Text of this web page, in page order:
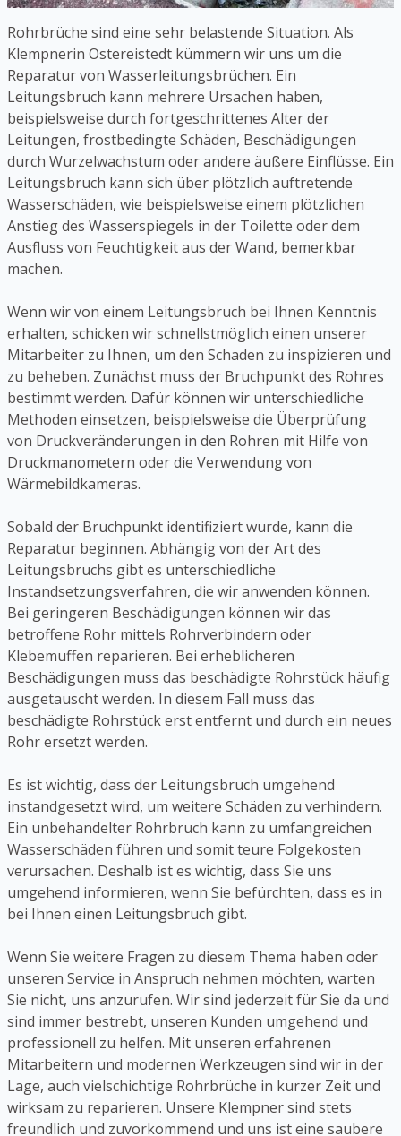
Rohrbrüche sind eine sehr belastende Situation. Als
Klempnerin Ostereistedt kümmern wir uns um die
Reparatur von Wasserleitungsbrüchen. Ein
Leitungsbruch kann mehrere Ursachen haben,
beispielsweise durch fortgeschrittenes Alter der
Leitungen, frostbedingte Schäden, Beschädigungen
durch Wurzelwachstum oder andere äußere Einflüsse. Ein
Leitungsbruch kann sich über plötzlich auftretende
Wasserschäden, wie beispielsweise einem plötzlichen
Anstieg des Wasserspiegels in der Toilette oder dem
Ausfluss von Feuchtigkeit aus der Wand, bemerkbar
machen.
Wenn wir von einem Leitungsbruch bei Ihnen Kenntnis
erhalten, schicken wir schnellstmöglich einen unserer
Mitarbeiter zu Ihnen, um den Schaden zu inspizieren und
zu beheben. Zunächst muss der Bruchpunkt des Rohres
bestimmt werden. Dafür können wir unterschiedliche
Methoden einsetzen, beispielsweise die Überprüfung
von Druckveränderungen in den Rohren mit Hilfe von
Druckmanometern oder die Verwendung von
Wärmebildkameras.
Sobald der Bruchpunkt identifiziert wurde, kann die
Reparatur beginnen. Abhängig von der Art des
Leitungsbruchs gibt es unterschiedliche
Instandsetzungsverfahren, die wir anwenden können.
Bei geringeren Beschädigungen können wir das
betroffene Rohr mittels Rohrverbindern oder
Klebemuffen reparieren. Bei erheblicheren
Beschädigungen muss das beschädigte Rohrstück häufig
ausgetauscht werden. In diesem Fall muss das
beschädigte Rohrstück erst entfernt und durch ein neues
Rohr ersetzt werden.
Es ist wichtig, dass der Leitungsbruch umgehend
instandgesetzt wird, um weitere Schäden zu verhindern.
Ein unbehandelter Rohrbruch kann zu umfangreichen
Wasserschäden führen und somit teure Folgekosten
verursachen. Deshalb ist es wichtig, dass Sie uns
umgehend informieren, wenn Sie befürchten, dass es in
bei Ihnen einen Leitungsbruch gibt.
Wenn Sie weitere Fragen zu diesem Thema haben oder
unseren Service in Anspruch nehmen möchten, warten
Sie nicht, uns anzurufen. Wir sind jederzeit für Sie da und
sind immer bestrebt, unseren Kunden umgehend und
professionell zu helfen. Mit unseren erfahrenen
Mitarbeitern und modernen Werkzeugen sind wir in der
Lage, auch vielschichtige Rohrbrüche in kurzer Zeit und
wirksam zu reparieren. Unsere Klempner sind stets
freundlich und zuvorkommend und uns ist eine saubere